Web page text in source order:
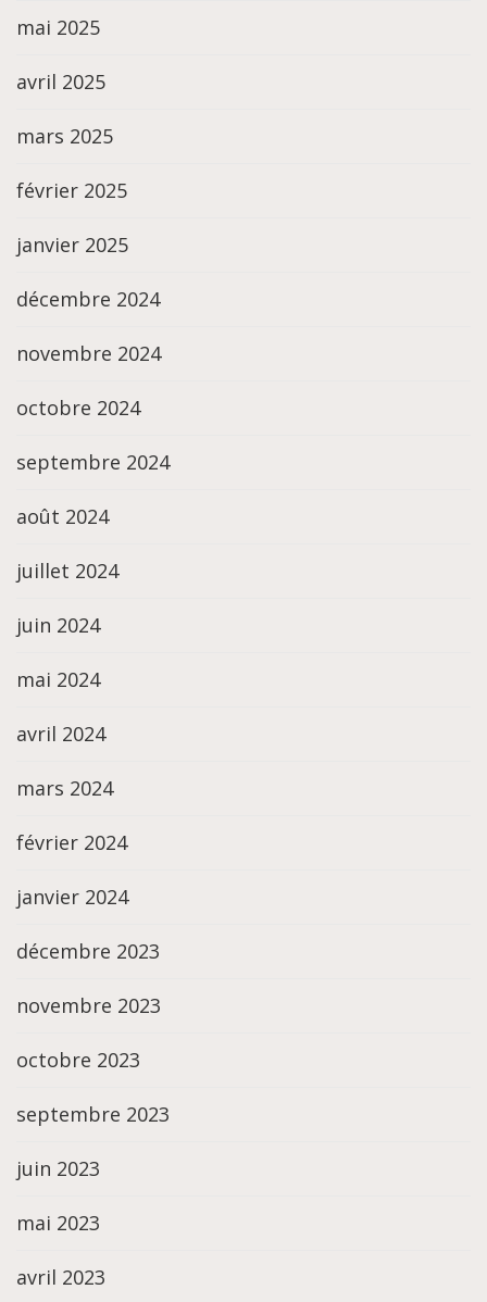
mai 2025
avril 2025
mars 2025
février 2025
janvier 2025
décembre 2024
novembre 2024
octobre 2024
septembre 2024
août 2024
juillet 2024
juin 2024
mai 2024
avril 2024
mars 2024
février 2024
janvier 2024
décembre 2023
novembre 2023
octobre 2023
septembre 2023
juin 2023
mai 2023
avril 2023